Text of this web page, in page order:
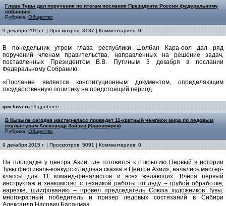
Глава Тувы дал поручения по итогам послания Президента России федеральному
собранию
Рубрика: Общество
9 декабря 2015 г. | Просмотров: 3187 | Комментариев: 0
В понедельник утром глава республики Шолбан Кара-оол дал ряд
поручений членам правительства, направленных на решение задач,
поставленных Президентом В.В. Путиным 3 декабря в послании
Федеральному Собранию.
«Послание является конституционным документом, определяющим
государственную политику на предстоящий период.
gov.tuva.ru Подробнее
В Кызыле сегодня мастер-класс проведет 11-кратный чемпион мира по ледовым
скульптурам Александр Зайцев (Красноярск)
Рубрика: Общество
9 декабря 2015 г. | Просмотров: 5091 | Комментариев: 0
На площадке у центра Азии, где готовится к открытию Первый в истории
Тувы фестиваль-конкурс «Ледовая сказка в Центре Азии», начались мастер-
классы для 11 команд-финалистов и всех желающих. Вчера первый
инструктаж изнакомство с техникой работы по льду – грубой обработке,
нарезке, шлифованию – провел председатель Союза художников Тувы,
многократный победитель и призер ледовых состязаний в Сибири